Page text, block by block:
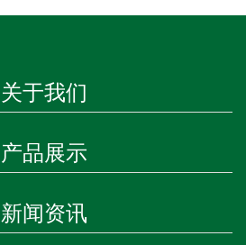
关于我们
产品展示
新闻资讯